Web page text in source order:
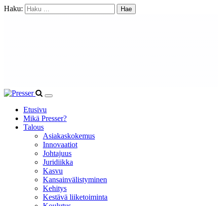
Haku:
Etusivu
Mikä Presser?
Talous
Asiakaskokemus
Innovaatiot
Johtajuus
Juridiikka
Kasvu
Kansainvälistyminen
Kehitys
Kestävä liiketoiminta